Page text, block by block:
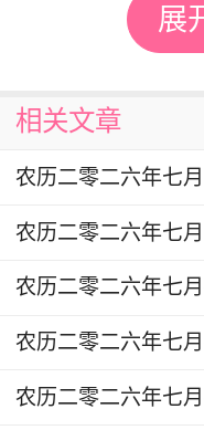
老黄历显示农历二
入宅的注意事项
1.入宅时，亦即良
批硬币，将这些硬
窝，福星照。
3.搬家时，新宅要
展
相关文章